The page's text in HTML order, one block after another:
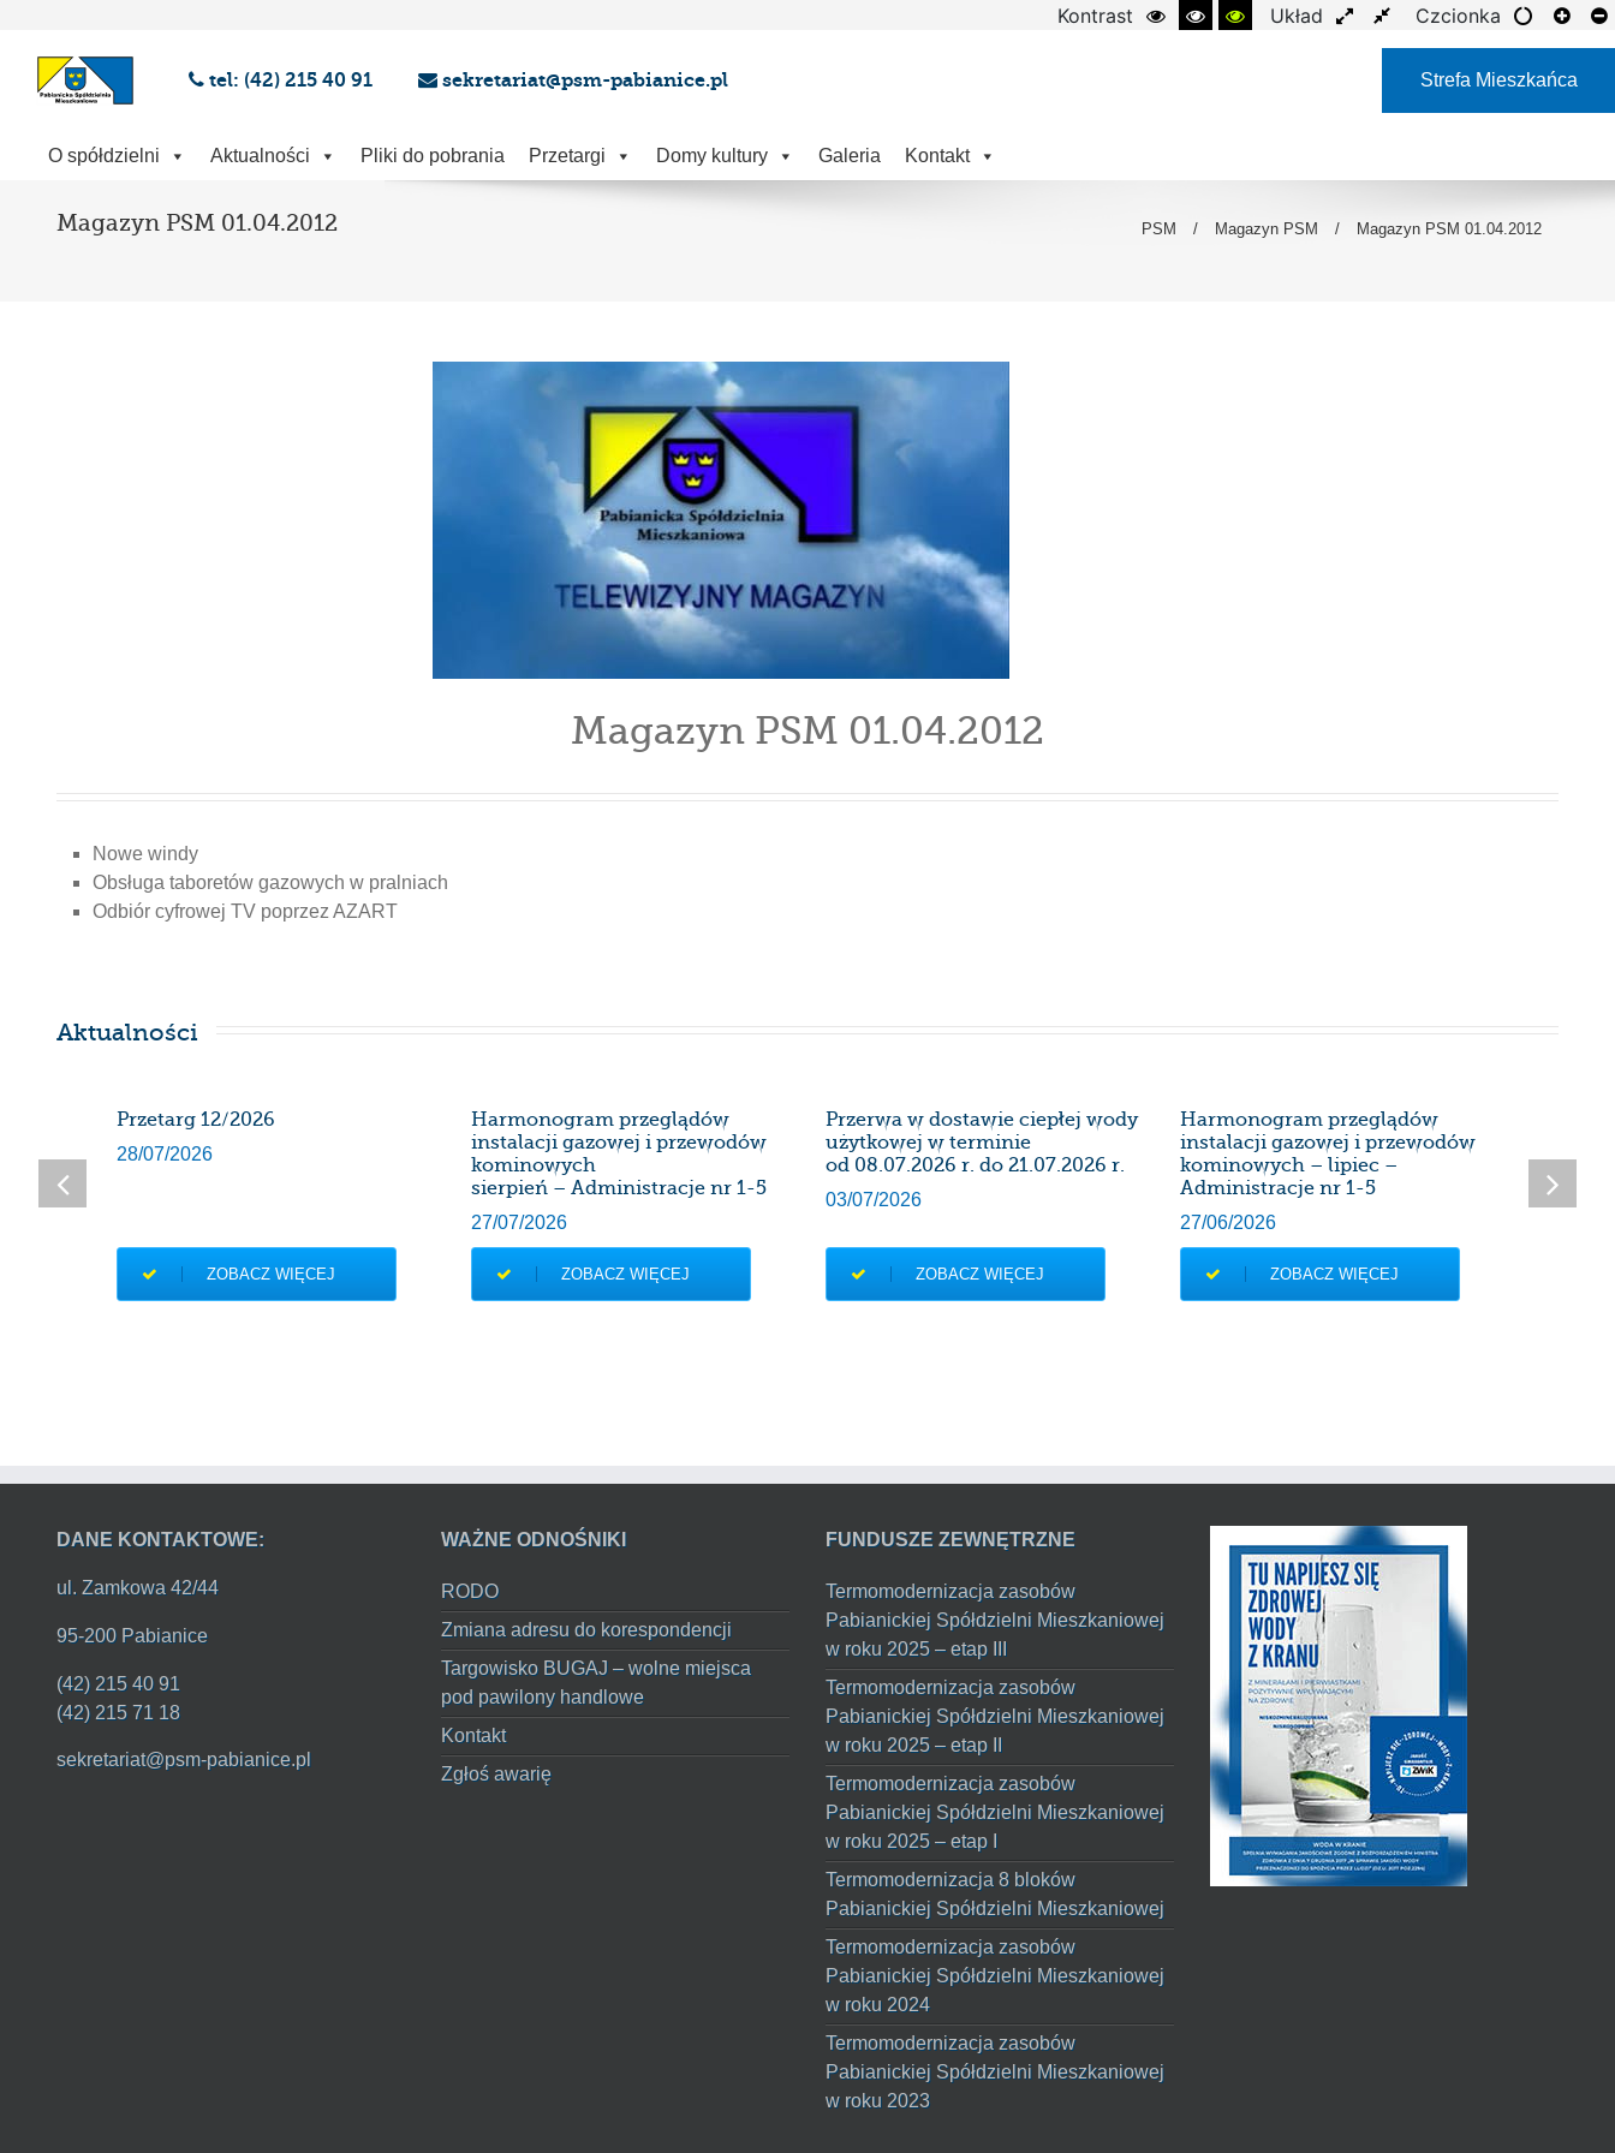
Kontrast Układ Czcionka
tel: (42) 215 40 91 sekretariat@psm-pabianice.pl Strefa Mieszkańca
O spółdzielni Aktualności Pliki do pobrania Przetargi Domy kultury Galeria Kontakt
Magazyn PSM 01.04.2012 PSM / Magazyn PSM / Magazyn PSM 01.04.2012
Magazyn PSM 01.04.2012
Nowe windy
Obsługa taboretów gazowych w pralniach
Odbiór cyfrowej TV poprzez AZART
Aktualności
Przetarg 12/2026
28/07/2026
ZOBACZ WIĘCEJ
Harmonogram przeglądów
instalacji gazowej i przewodów
kominowych
sierpień – Administracje nr 1-5
27/07/2026
ZOBACZ WIĘCEJ
Przerwa w dostawie ciepłej wody
użytkowej w terminie
od 08.07.2026 r. do 21.07.2026 r.
03/07/2026
ZOBACZ WIĘCEJ
Harmonogram przeglądów
instalacji gazowej i przewodów
kominowych – lipiec –
Administracje nr 1-5
27/06/2026
ZOBACZ WIĘCEJ
DANE KONTAKTOWE:
ul. Zamkowa 42/44
95-200 Pabianice
(42) 215 40 91
(42) 215 71 18
sekretariat@psm-pabianice.pl
WAŻNE ODNOŚNIKI
RODO
Zmiana adresu do korespondencji
Targowisko BUGAJ – wolne miejsca
pod pawilony handlowe
Kontakt
Zgłoś awarię
FUNDUSZE ZEWNĘTRZNE
Termomodernizacja zasobów
Pabianickiej Spółdzielni Mieszkaniowej
w roku 2025 – etap III
Termomodernizacja zasobów
Pabianickiej Spółdzielni Mieszkaniowej
w roku 2025 – etap II
Termomodernizacja zasobów
Pabianickiej Spółdzielni Mieszkaniowej
w roku 2025 – etap I
Termomodernizacja 8 bloków
Pabianickiej Spółdzielni Mieszkaniowej
Termomodernizacja zasobów
Pabianickiej Spółdzielni Mieszkaniowej
w roku 2024
Termomodernizacja zasobów
Pabianickiej Spółdzielni Mieszkaniowej
w roku 2023